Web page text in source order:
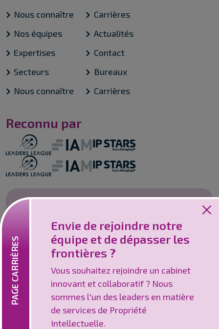
PAGE CARRIÈRES
Envie de rejoindre notre
équipe et de dépasser les
frontières ?
Vous souhaitez rejoindre un cabinet
innovant et collaboratif ? Nous
sommes l'un des leaders en matière
de services de Propriété
Intellectuelle.
Nous connaître
Carrières
Nos équipes
Expertises
Secteurs
Nous connaître
Actualités
Contact
Bureaux
Carrières
Reconnu par
Vous souhaitez rejoindre un cabinet
innovant et collaboratif ? Nous sommes l'un
des leaders en matière de services de
Propriété Intellectuelle.
Page carrières